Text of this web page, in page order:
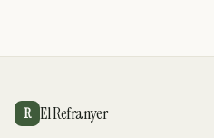
R El Refranyer